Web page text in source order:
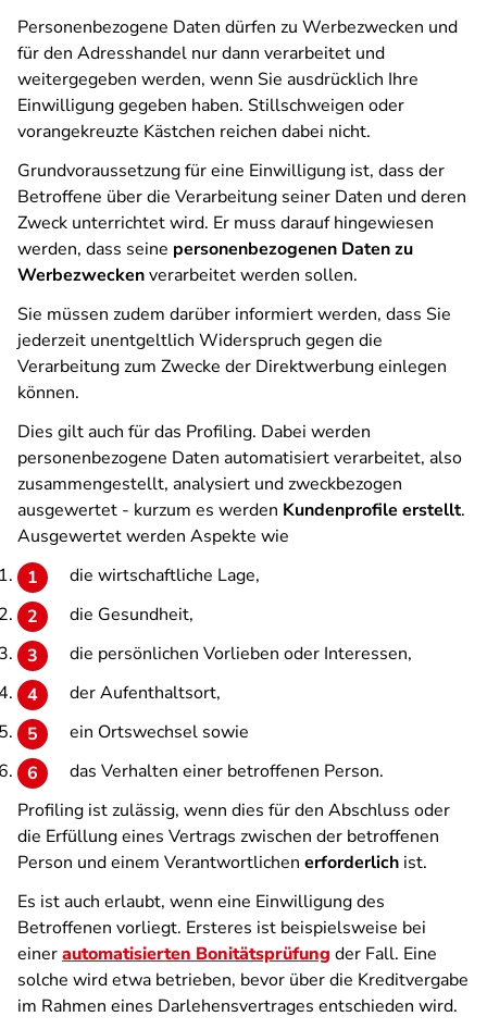
Personenbezogene Daten dürfen zu Werbezwecken und
für den Adresshandel nur dann verarbeitet und
weitergegeben werden, wenn Sie ausdrücklich Ihre
Einwilligung gegeben haben. Stillschweigen oder
vorangekreuzte Kästchen reichen dabei nicht.
Grundvoraussetzung für eine Einwilligung ist, dass der
Betroffene über die Verarbeitung seiner Daten und deren
Zweck unterrichtet wird. Er muss darauf hingewiesen
werden, dass seine personenbezogenen Daten zu
Werbezweckenverarbeitet werden sollen.
Sie müssen zudem darüber informiert werden, dass Sie
jederzeit unentgeltlich Widerspruch gegen die
Verarbeitung zum Zwecke der Direktwerbung einlegen
können.
Dies gilt auch für das Profiling. Dabei werden
personenbezogene Daten automatisiert verarbeitet, also
zusammengestellt, analysiert und zweckbezogen
ausgewertet - kurzum es werden Kundenprofile erstellt.
Ausgewertet werden Aspekte wie
die wirtschaftliche Lage,
die Gesundheit,
die persönlichen Vorlieben oder Interessen,
der Aufenthaltsort,
ein Ortswechsel sowie
das Verhalten einer betroffenen Person.
Profiling ist zulässig, wenn dies für den Abschluss oder
die Erfüllung eines Vertrags zwischen der betroffenen
Person und einem Verantwortlichen erforderlich ist.
Es ist auch erlaubt, wenn eine Einwilligung des
Betroffenen vorliegt. Ersteres ist beispielsweise bei
einerautomatisierten Bonitätsprüfung der Fall. Eine
solche wird etwa betrieben, bevor über die Kreditvergabe
im Rahmen eines Darlehensvertrages entschieden wird.